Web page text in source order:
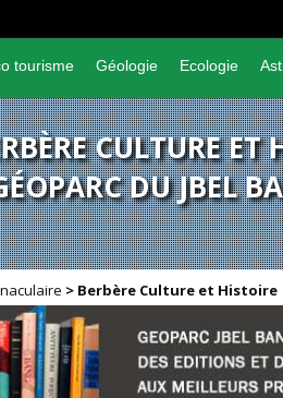
tourisme Géologie Ecologie
CULTURE ET
DU JBEL
> Berbère Culture et Histoire